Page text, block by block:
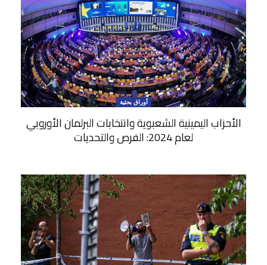
أوراق بحثية
الأحزاب اليمينية الشعبوية وانتخابات البرلمان الأوروبي
لعام 2024: الفرص والتحديات